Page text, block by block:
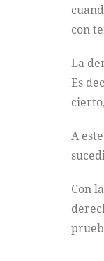
con
La
Es
A
Con